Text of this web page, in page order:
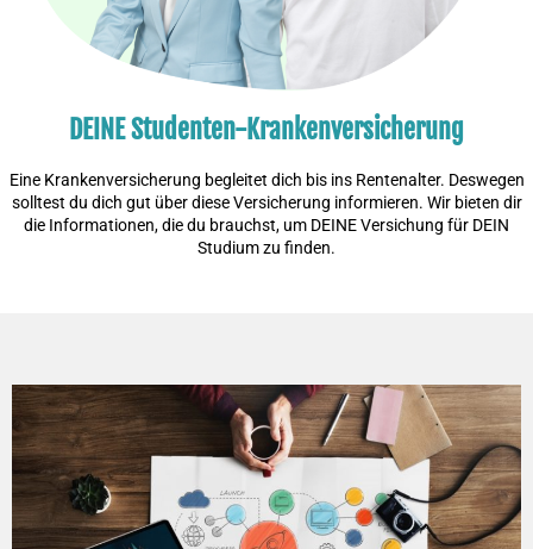
DEINE Studenten-Krankenversicherung
Eine Krankenversicherung begleitet dich bis ins Rentenalter. Deswegen
solltest du dich gut über diese Versicherung informieren. Wir bieten dir
die Informationen, die du brauchst, um DEINE Versichung für DEIN
Studium zu finden.